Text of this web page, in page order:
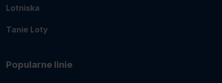
Lotniska
Tanie Loty
Popularne linie